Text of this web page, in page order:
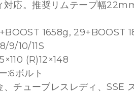
対応。推奨リムテープ幅
1658g, 29+BOOST
9/10/11S
(R)12×148
:6ボルト
、チューブレスレディ、SSE